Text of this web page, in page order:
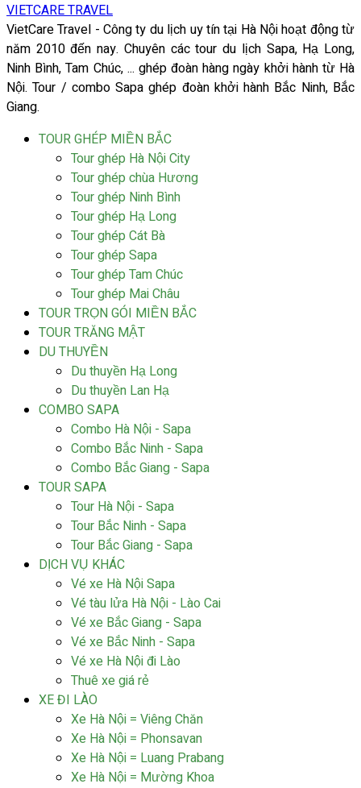
VIETCARE TRAVEL
VietCare Travel - Công ty du lịch uy tín tại Hà Nội hoạt động từ
năm 2010 đến nay. Chuyên các tour du lịch Sapa, Hạ Long,
Ninh Bình, Tam Chúc, ... ghép đoàn hàng ngày khởi hành từ Hà
Nội. Tour / combo Sapa ghép đoàn khởi hành Bắc Ninh, Bắc
Giang.
TOUR GHÉP MIỀN BẮC
Tour ghép Hà Nội City
Tour ghép chùa Hương
Tour ghép Ninh Bình
Tour ghép Hạ Long
Tour ghép Cát Bà
Tour ghép Sapa
Tour ghép Tam Chúc
Tour ghép Mai Châu
TOUR TRỌN GÓI MIỀN BẮC
TOUR TRĂNG MẬT
DU THUYỀN
Du thuyền Hạ Long
Du thuyền Lan Hạ
COMBO SAPA
Combo Hà Nội - Sapa
Combo Bắc Ninh - Sapa
Combo Bắc Giang - Sapa
TOUR SAPA
Tour Hà Nội - Sapa
Tour Bắc Ninh - Sapa
Tour Bắc Giang - Sapa
DỊCH VỤ KHÁC
Vé xe Hà Nội Sapa
Vé tàu lửa Hà Nội - Lào Cai
Vé xe Bắc Giang - Sapa
Vé xe Bắc Ninh - Sapa
Vé xe Hà Nội đi Lào
Thuê xe giá rẻ
XE ĐI LÀO
Xe Hà Nội = Viêng Chăn
Xe Hà Nội = Phonsavan
Xe Hà Nội = Luang Prabang
Xe Hà Nội = Mường Khoa